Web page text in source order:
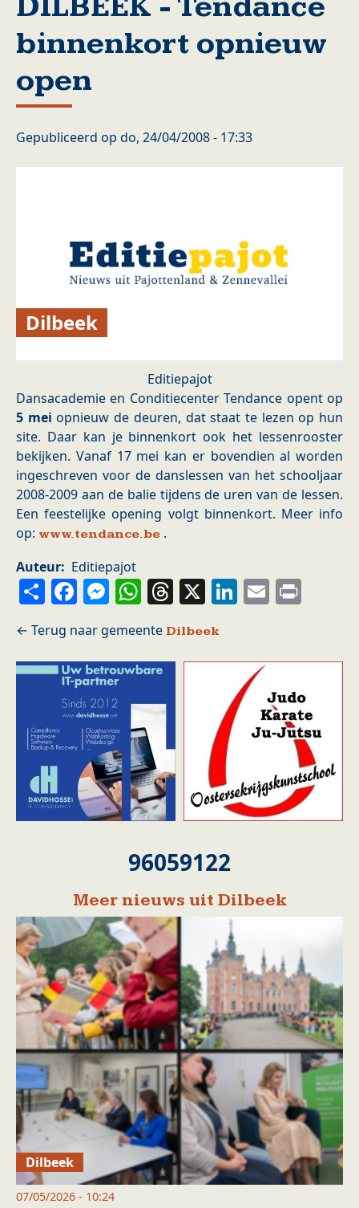
binnenkort opnieuw
open
Gepubliceerd op do, 24/04/2008 - 17:33
Dilbeek
Editiepajot
Dansacademie en Conditiecenter Tendance opent op
5 meiopnieuw de deuren, dat staat te lezen op hun
site. Daar kan je binnenkort ook het lessenrooster
bekijken. Vanaf 17 mei kan er bovendien al worden
ingeschreven voor de danslessen van het schooljaar
2008-2009 aan de balie tijdens de uren van de lessen.
Een feestelijke opening volgt binnenkort. Meer info
op: www.tendance.be .
Auteur
Editiepajot
ShareFacebook
Messenger
WhatsApp
Threads
X LinkedIn
Email
Dilbeek
96059122
Meer nieuws uit Dilbeek
Dilbeek
07/05/2026 - 10:24